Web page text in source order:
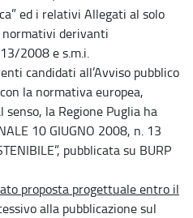
ed i relativi Allegati al solo
derivanti
2008 e s.m.i.
candidati all’Avviso pubblico
la normativa europea,
la Regione Puglia ha
10 GIUGNO 2008, n. 13
pubblicata su BURP
proposta progettuale entro il
alla pubblicazione sul